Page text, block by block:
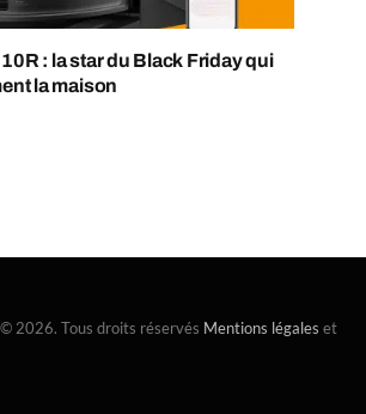
: la star du Black Friday qui
la maison
2026. Tous droits réservés Mentions légales et